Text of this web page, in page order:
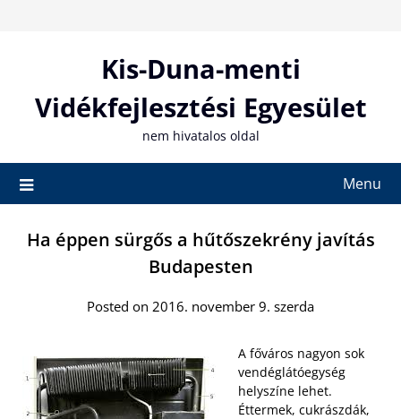
Kis-Duna-menti
Vidékfejlesztési Egyesület
nem hivatalos oldal
Menu
Ha éppen sürgős a hűtőszekrény javítás
Budapesten
Posted on 2016. november 9. szerda
A főváros nagyon sok
vendéglátóegység
helyszíne lehet.
Éttermek, cukrászdák,